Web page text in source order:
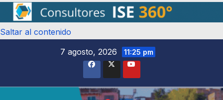
Saltar al contenido
7 agosto, 2026
11:25 pm